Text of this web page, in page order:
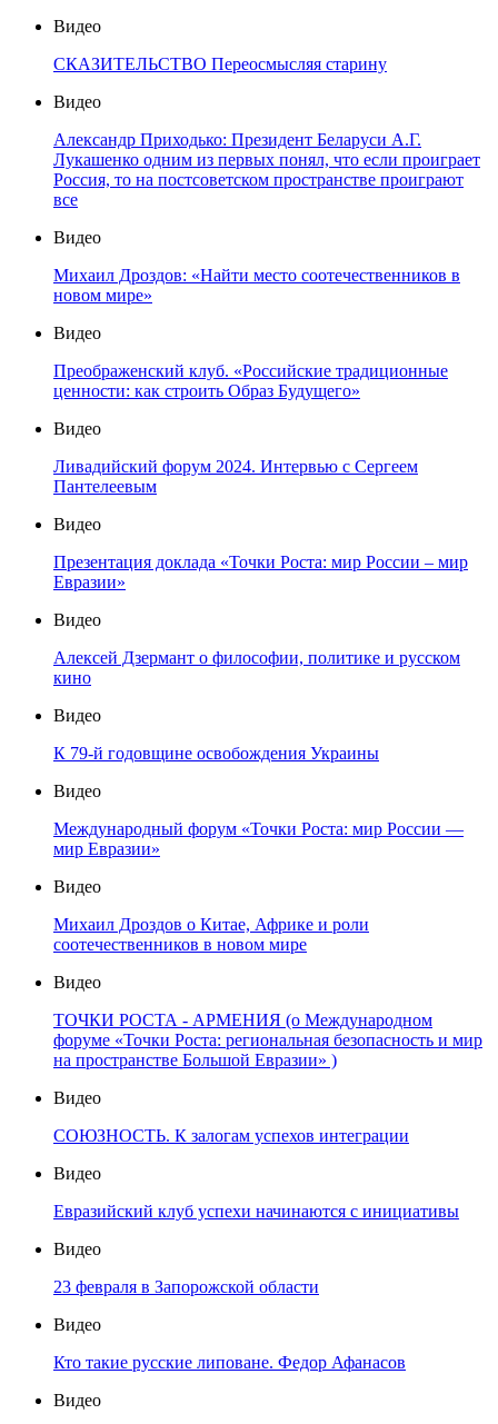
Видео
СКАЗИТЕЛЬСТВО Переосмысляя старину
Видео
Александр Приходько: Президент Беларуси А.Г.
Лукашенко одним из первых понял, что если проиграет
Россия, то на постсоветском пространстве проиграют
все
Видео
Михаил Дроздов: «Найти место соотечественников в
новом мире»
Видео
Преображенский клуб. «Российские традиционные
ценности: как строить Образ Будущего»
Видео
Ливадийский форум 2024. Интервью с Сергеем
Пантелеевым
Видео
Презентация доклада «Точки Роста: мир России – мир
Евразии»
Видео
Алексей Дзермант о философии, политике и русском
кино
Видео
К 79-й годовщине освобождения Украины
Видео
Международный форум «Точки Роста: мир России —
мир Евразии»
Видео
Михаил Дроздов о Китае, Африке и роли
соотечественников в новом мире
Видео
ТОЧКИ РОСТА - АРМЕНИЯ (о Международном
форуме «Точки Роста: региональная безопасность и мир
на пространстве Большой Евразии» )
Видео
СОЮЗНОСТЬ. К залогам успехов интеграции
Видео
Евразийский клуб успехи начинаются с инициативы
Видео
23 февраля в Запорожской области
Видео
Кто такие русские липоване. Федор Афанасов
Видео